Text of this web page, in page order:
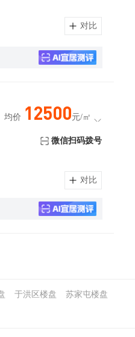
对比
均价 12500元/㎡
微信扫码拨号
对比
于洪区楼盘
苏家屯楼盘